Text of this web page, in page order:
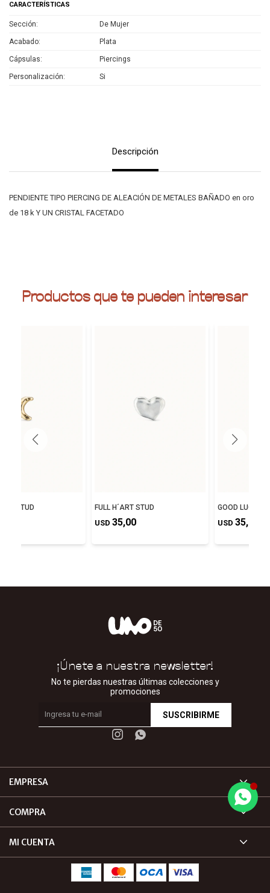
CARACTERÍSTICAS
Sección De Mujer
Acabado Plata
Cápsulas Piercings
Personalización Si
Descripción
PENDIENTE TIPO PIERCING DE ALEACIÓN DE METALES BAÑADO en oro
de 18 k Y UN CRISTAL FACETADO
Productos que te pueden interesar
UP STUD FULL H´ART STUD
USD 35,00
GOOD LUCK
USD 35,00
EMPRESA
COMPRA
MI CUENTA
¡Únete a nuestra newsletter!
No te pierdas nuestras últimas colecciones y
promociones
SUSCRIBIRME
 